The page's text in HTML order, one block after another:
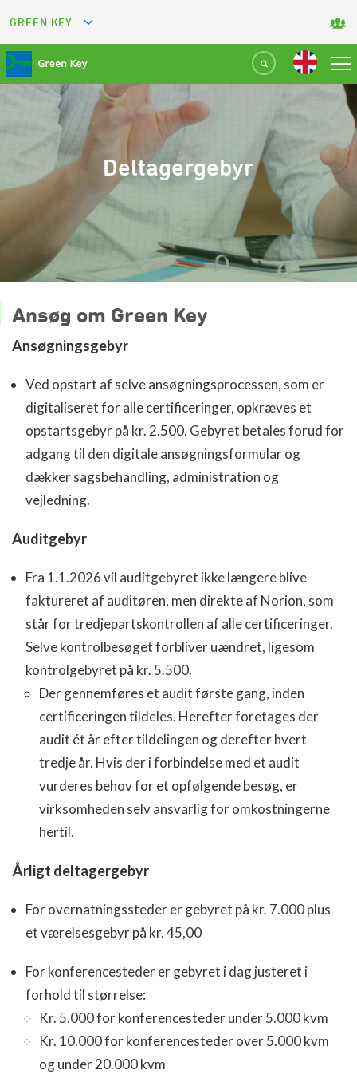
GREEN KEY
GREEN RESTAURANT
GREEN SPORT FACILITY
GREEN TOURISM ORGANIZATION
GREEN CAMPING
GREEN ATTRACTION
Deltagergebyr
Ansøg om Green Key
Ansøgningsgebyr
Ved opstart af selve ansøgningsprocessen, som er
digitaliseret for alle certificeringer, opkræves et
opstartsgebyr på kr. 2.500. Gebyret betales forud for
adgang til den digitale ansøgningsformular og
dækker sagsbehandling, administration og
vejledning.
Auditgebyr
Fra 1.1.2026 vil auditgebyret ikke længere blive
faktureret af auditøren, men direkte af Norion, som
står for tredjepartskontrollen af alle certificeringer.
Selve kontrolbesøget forbliver uændret, ligesom
kontrolgebyret på kr. 5.500.
Der gennemføres et audit første gang, inden
certificeringen tildeles. Herefter foretages der
audit ét år efter tildelingen og derefter hvert
tredje år. Hvis der i forbindelse med et audit
vurderes behov for et opfølgende besøg, er
virksomheden selv ansvarlig for omkostningerne
hertil.
Årligt deltagergebyr
For overnatningssteder er gebyret på kr. 7.000 plus
et værelsesgebyr på kr. 45,00
For konferencesteder er gebyret i dag justeret i
forhold til størrelse:
Kr. 5.000 for konferencesteder under 5.000 kvm
Kr. 10.000 for konferencesteder over 5.000 kvm
og under 20.000 kvm